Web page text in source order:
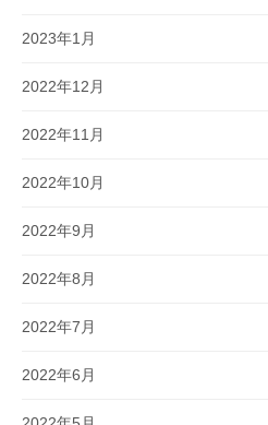
2023年1月
2022年12月
2022年11月
2022年10月
2022年9月
2022年8月
2022年7月
2022年6月